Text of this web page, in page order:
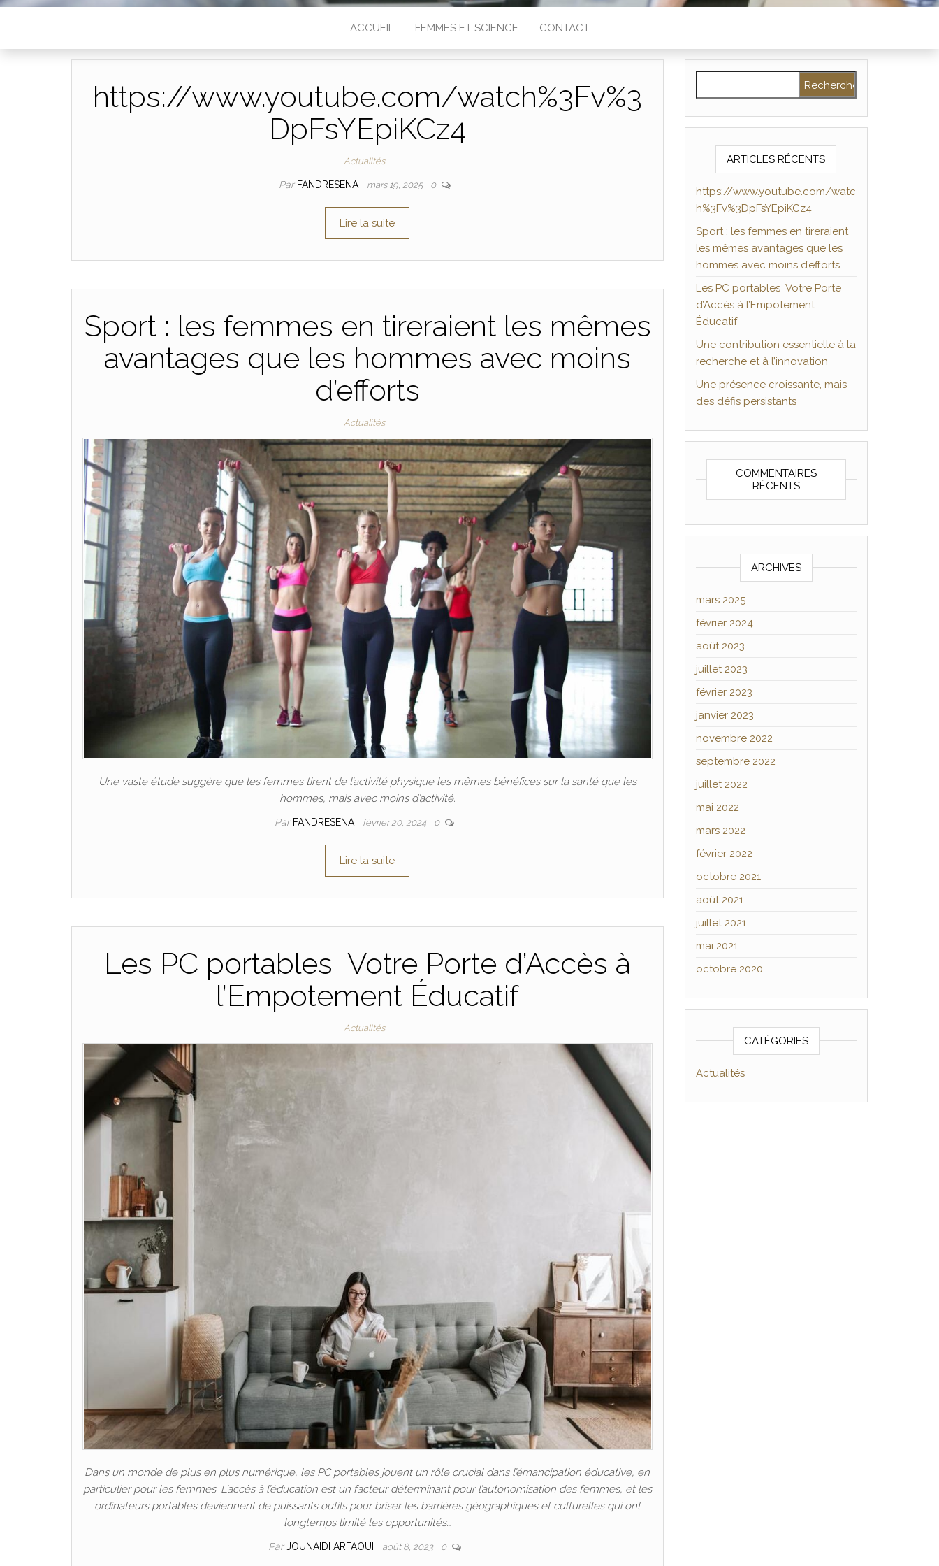
ACCUEIL FEMMES ET SCIENCE CONTACT
https://www.youtube.com/watch%3Fv%3
DpFsYEpiKCz4
Actualités
Par FANDRESENA mars 19, 2025 0
Lire la suite
Sport : les femmes en tireraient les mêmes
avantages que les hommes avec moins
d’efforts
Actualités
Une vaste étude suggère que les femmes tirent de l’activité physique les mêmes bénéfices sur la santé que les
hommes, mais avec moins d’activité.
Par FANDRESENA février 20, 2024 0
Lire la suite
Les PC portables Votre Porte d’Accès à
l’Empotement Éducatif
Actualités
Dans un monde de plus en plus numérique, les PC portables jouent un rôle crucial dans l’émancipation éducative, en
particulier pour les femmes. L’accès à l’éducation est un facteur déterminant pour l’autonomisation des femmes, et les
ordinateurs portables deviennent de puissants outils pour briser les barrières géographiques et culturelles qui ont
longtemps limité les opportunités…
ParJOUNAIDI ARFAOUI août 8, 2023 0
ARTICLES RÉCENTS
https://www.youtube.com/watc
h%3Fv%3DpFsYEpiKCz4
Sport : les femmes en tireraient
les mêmes avantages que les
hommes avec moins d’efforts
Les PC portables Votre Porte
d’Accès à l’Empotement
Éducatif
Une contribution essentielle à la
recherche et à l’innovation
Une présence croissante, mais
des défis persistants
COMMENTAIRES
RÉCENTS
ARCHIVES
mars 2025
février 2024
août 2023
juillet 2023
février 2023
janvier 2023
novembre 2022
septembre 2022
juillet 2022
mai 2022
mars 2022
février 2022
octobre 2021
août 2021
juillet 2021
mai 2021
octobre 2020
CATÉGORIES
Actualités